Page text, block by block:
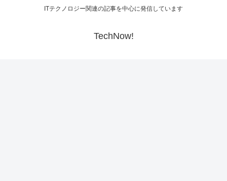
ITテクノロジー関連の記事を中心に発信しています
TechNow!